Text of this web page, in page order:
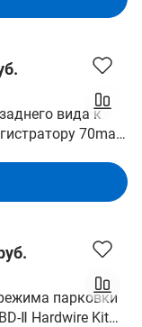
вида к
70mai
парковки
Ⅱ Hardwire Kit